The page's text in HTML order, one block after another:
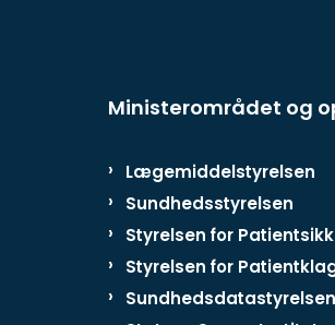
Ministerområdet og
Lægemiddelstyrelsen
Sundhedsstyrelsen
Styrelsen for
Styrelsen for
Sundhedsdatastyrelsen